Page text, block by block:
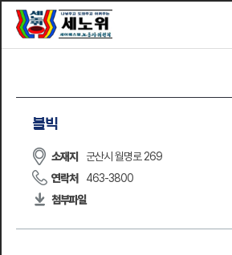
볼빅
소재지
군산시 월명로 269
연락처
463-3800
첨부파일